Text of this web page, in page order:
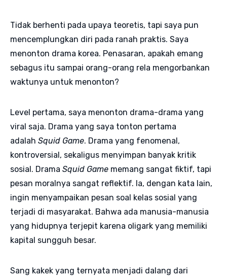
Tidak berhenti pada upaya teoretis, tapi saya pun
mencemplungkan diri pada ranah praktis. Saya
menonton drama korea. Penasaran, apakah emang
sebagus itu sampai orang-orang rela mengorbankan
waktunya untuk menonton?
Level pertama, saya menonton drama-drama yang
viral saja. Drama yang saya tonton pertama
adalah Squid Game. Drama yang fenomenal,
kontroversial, sekaligus menyimpan banyak kritik
sosial. Drama Squid Game memang sangat fiktif, tapi
pesan moralnya sangat reflektif. Ia, dengan kata lain,
ingin menyampaikan pesan soal kelas sosial yang
terjadi di masyarakat. Bahwa ada manusia-manusia
yang hidupnya terjepit karena oligark yang memiliki
kapital sungguh besar.
Sang kakek yang ternyata menjadi dalang dari